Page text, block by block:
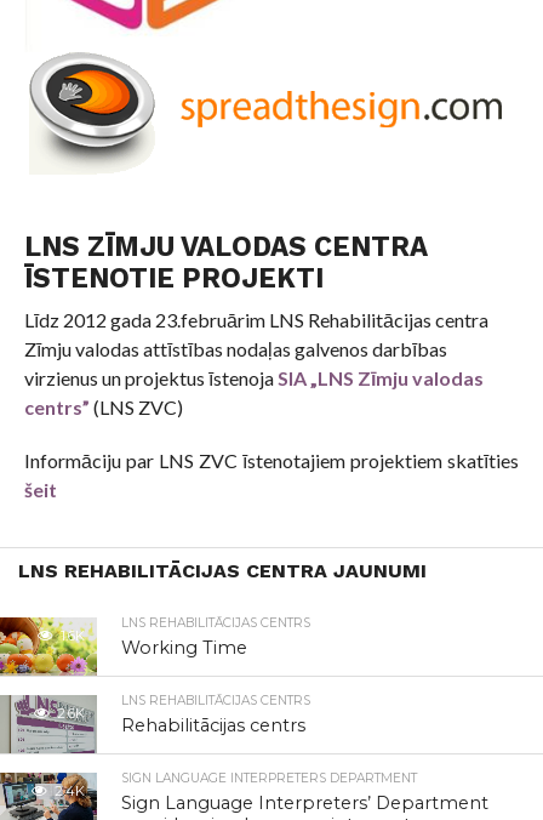
LNS ZĪMJU VALODAS CENTRA
ĪSTENOTIE PROJEKTI
Līdz 2012 gada 23.februārim LNS Rehabilitācijas centra
Zīmju valodas attīstības nodaļas galvenos darbības
virzienus un projektus īstenojaSIA „LNS Zīmju valodas
centrs” (LNS ZVC)
Informāciju par LNS ZVC īstenotajiem projektiem skatīties
šeit
LNS REHABILITĀCIJAS CENTRA JAUNUMI
1.6K
LNS REHABILITĀCIJAS CENTRS
Working Time
2.6K
LNS REHABILITĀCIJAS CENTRS
Rehabilitācijas centrs
2.4K
SIGN LANGUAGE INTERPRETERS DEPARTMENT
Sign Language Interpreters’ Department